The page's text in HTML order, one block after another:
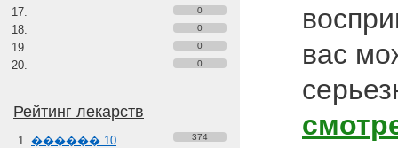
0
0
0
0
Рейтинг лекарств
������ 10 374
вас